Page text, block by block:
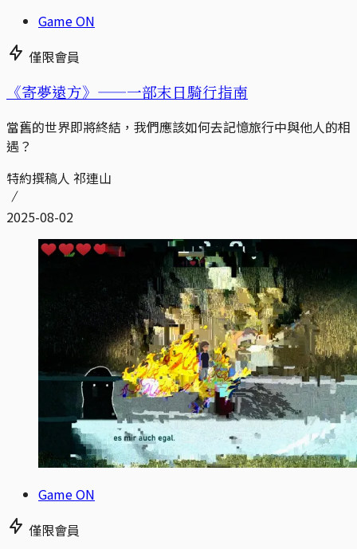
Game ON
僅限會員
《寄夢遠方》——一部末日騎行指南
當舊的世界即將終結，我們應該如何去記憶旅行中與他人的相
遇？
特約撰稿人 祁連山
2025-08-02
Game ON
僅限會員